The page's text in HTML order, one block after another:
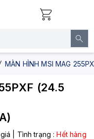
MÀN HÌNH MSI MAG
(24.5
Tình trạng :Hết hàng